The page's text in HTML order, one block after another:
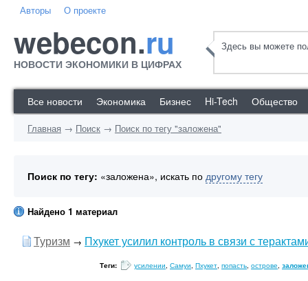
Авторы О проекте
webecon.ru
НОВОСТИ ЭКОНОМИКИ В ЦИФРАХ
Здесь вы можете
Все новости Экономика Бизнес Hi-Tech Общество
Главная → Поиск → Поиск по тегу "заложена"
Поиск по тегу: «заложена», искать по другому тегу
Найдено 1 материал
Туризм → Пхукет усилил контроль в связи с
Теги: усилении, Самуи, Пхукет, попасть, острове,